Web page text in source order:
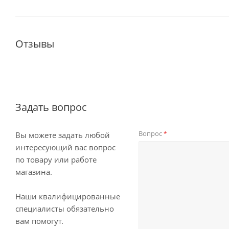
Отзывы
Задать вопрос
Вы можете задать любой
интересующий вас вопрос
по товару или работе
магазина.
Наши квалифицированные
специалисты обязательно
вам помогут.
Вопрос*